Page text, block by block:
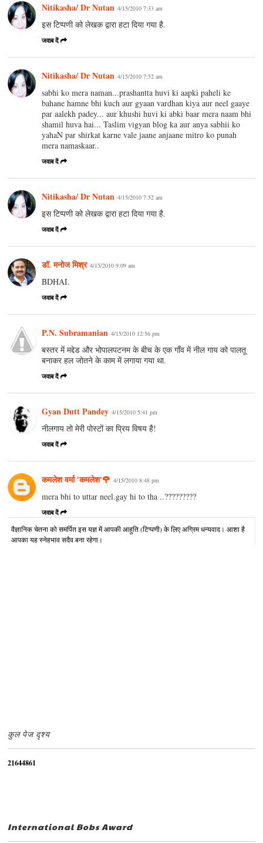
Nitikasha/ Dr Nutan 4/15/2010 7:33 am
इस टिप्पणी को लेखक द्वारा हटा दिया गया है.
जवाब दें
Nitikasha/ Dr Nutan 4/15/2010 7:52 am
sabhi ko mera naman...prashantta huvi ki aapki paheli ke
bahane hamne bhi kuch aur gyaan vardhan kiya aur neel gaaye
par aalekh padey... aur khushi huvi ki abki baar mera naam bhi
shamil huva hai... Taslim vigyan blog ka aur anya sabhii ko
yahaN par shirkat karne vale jaane anjaane mitro ko punah
mera namaskaar..
जवाब दें
Nitikasha/ Dr Nutan 4/15/2010 7:52 am
इस टिप्पणी को लेखक द्वारा हटा दिया गया है.
जवाब दें
डॉ. मनोज मिश्र 4/15/2010 9:09 am
BDHAI.
जवाब दें
P.N. Subramanian 4/15/2010 12:56 pm
बस्तर में मद्देड और भोपालपटनम के बीच के एक गाँव में नील गाय को पालतू
बनाकर हल जोतने के काम में लगाया गया था.
जवाब दें
Gyan Dutt Pandey 4/15/2010 5:41 pm
नीलगाय तो मेरी पोस्टों का प्रिय विषय है!
जवाब दें
कमलेश वर्मा 'कमलेश'🌹 4/15/2010 8:48 pm
mera bhi to uttar neel.gay hi to tha ..?????????
जवाब दें
वैज्ञानिक चेतना को समर्पित इस यज्ञ में आपकी आहुति (टिप्पणी) के लिए अग्रिम धन्यवाद। आशा है
आपका यह स्नेहभाव सदैव बना रहेगा।
कुल पेज दृश्य
21644861
International Bobs Award